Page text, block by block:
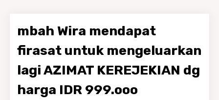
mbah Wira mendapat
firasat untuk mengeluarkan
lagi AZIMAT KEREJEKIAN dg
harga IDR 999.ooo